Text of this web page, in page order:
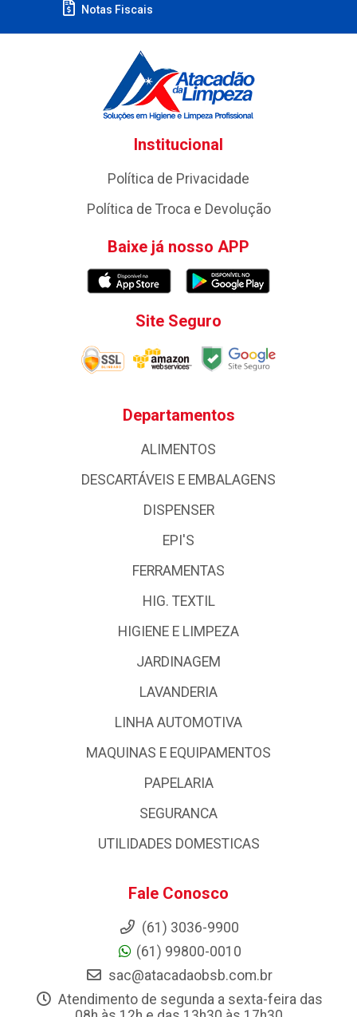
Notas Fiscais
Institucional
Política de Privacidade
Política de Troca e Devolução
Baixe já nosso APP
Site Seguro
Departamentos
ALIMENTOS
DESCARTÁVEIS E EMBALAGENS
DISPENSER
EPI'S
FERRAMENTAS
HIG. TEXTIL
HIGIENE E LIMPEZA
JARDINAGEM
LAVANDERIA
LINHA AUTOMOTIVA
MAQUINAS E EQUIPAMENTOS
PAPELARIA
SEGURANCA
UTILIDADES DOMESTICAS
Fale Conosco
(61) 3036-9900
(61) 99800-0010
sac@atacadaobsb.com.br
Atendimento de segunda a sexta-feira das